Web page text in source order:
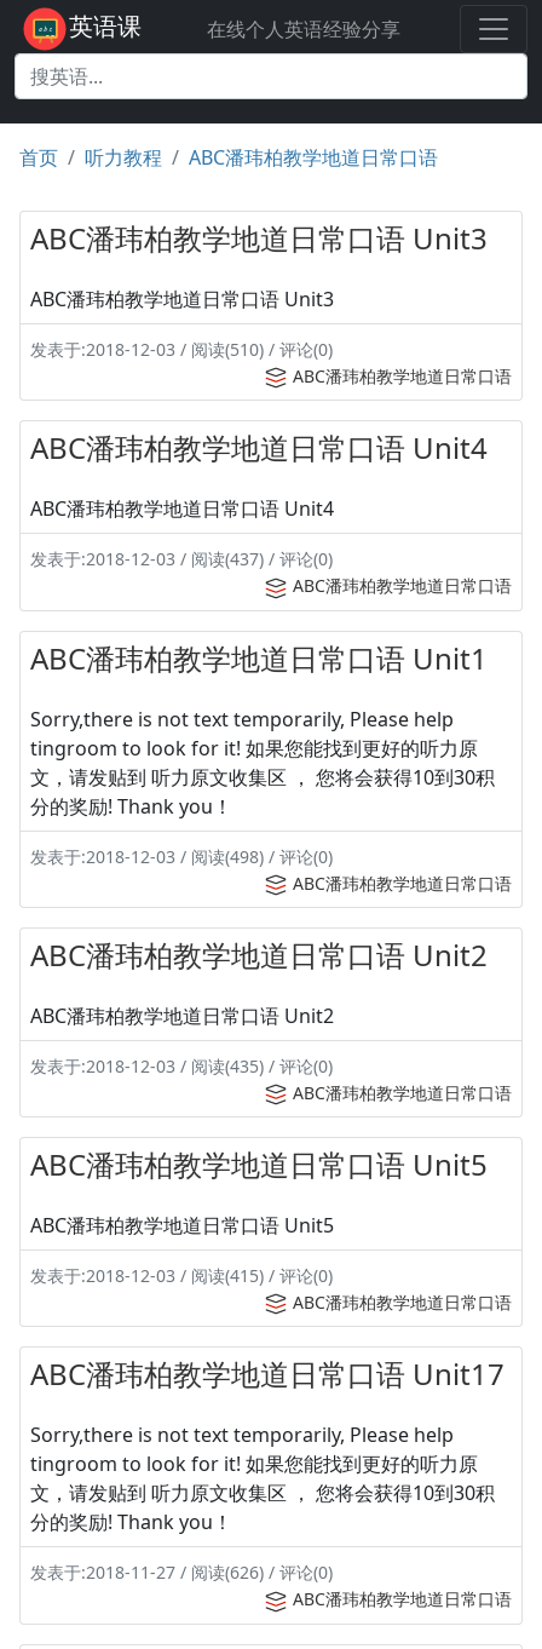
英语课 在线个人英语经验分享
首页 听力教程 ABC潘玮柏教学地道日常口语
ABC潘玮柏教学地道日常口语 Unit3
ABC潘玮柏教学地道日常口语 Unit3
发表于:2018-12-03 / 阅读(510) / 评论(0)
ABC潘玮柏教学地道日常口语
ABC潘玮柏教学地道日常口语 Unit4
ABC潘玮柏教学地道日常口语 Unit4
发表于:2018-12-03 / 阅读(437) / 评论(0)
ABC潘玮柏教学地道日常口语
ABC潘玮柏教学地道日常口语 Unit1
Sorry,there is not text temporarily, Please help
tingroom to look for it! 如果您能找到更好的听力原
文，请发贴到 听力原文收集区 ， 您将会获得10到30积
分的奖励! Thank you！
发表于:2018-12-03 / 阅读(498) / 评论(0)
ABC潘玮柏教学地道日常口语
ABC潘玮柏教学地道日常口语 Unit2
ABC潘玮柏教学地道日常口语 Unit2
发表于:2018-12-03 / 阅读(435) / 评论(0)
ABC潘玮柏教学地道日常口语
ABC潘玮柏教学地道日常口语 Unit5
ABC潘玮柏教学地道日常口语 Unit5
发表于:2018-12-03 / 阅读(415) / 评论(0)
ABC潘玮柏教学地道日常口语
ABC潘玮柏教学地道日常口语 Unit17
Sorry,there is not text temporarily, Please help
tingroom to look for it! 如果您能找到更好的听力原
文，请发贴到 听力原文收集区 ， 您将会获得10到30积
分的奖励! Thank you！
发表于:2018-11-27 / 阅读(626) / 评论(0)
ABC潘玮柏教学地道日常口语